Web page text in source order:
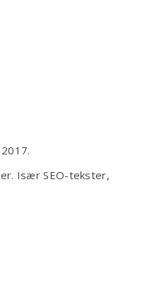
Især SEO-tekster,